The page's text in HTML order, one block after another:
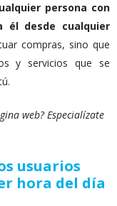
persona con
él desde cualquier
compras, sino que
y servicios que se
web? Especialízate
usuarios
hora del día